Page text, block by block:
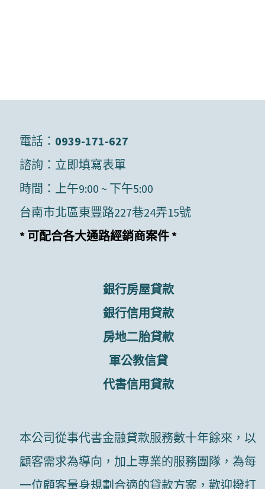
電話： 0939-171-627
諮詢： 立即填寫表單
時間：上午9:00 ~ 下午5:00
台南市北區東豐路227巷24弄15號
* 可配合各大通路經銷商案件 *
銀行房屋貸款
銀行信用貸款
房地二胎貸款
軍公教信貸
代書信用貸款
本公司從事代書金融貸款服務數十年餘來，以
顧客需求為導向，加上專業的服務團隊，為每
一位顧客量身規劃合適的貸款方案，歡迎撥打